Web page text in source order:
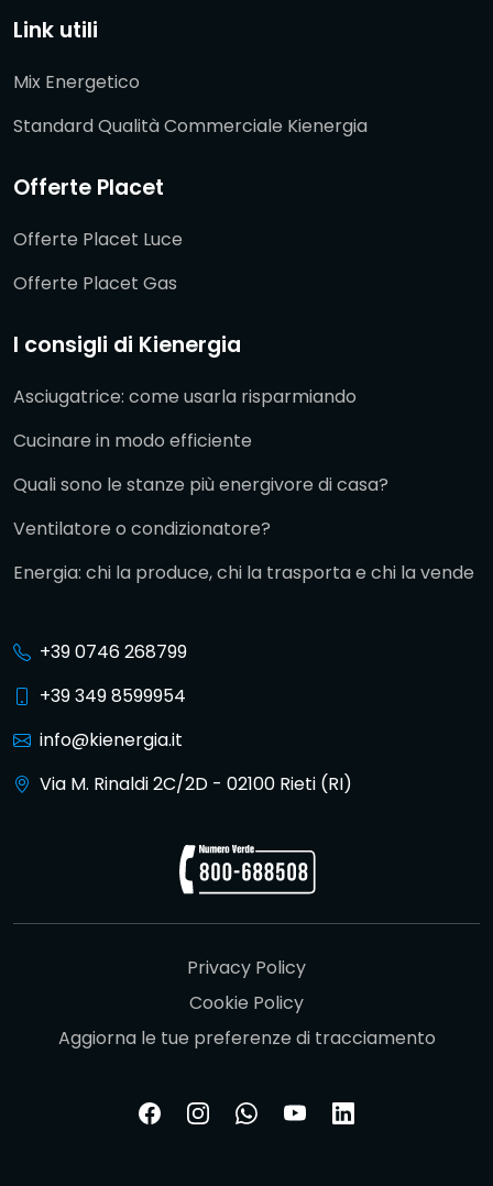
Link utili
Mix Energetico
Standard Qualità Commerciale Kienergia
Offerte Placet
Offerte Placet Luce
Offerte Placet Gas
I consigli di Kienergia
Asciugatrice: come usarla risparmiando
Cucinare in modo efficiente
Quali sono le stanze più energivore di casa?
Ventilatore o condizionatore?
Energia: chi la produce, chi la trasporta e chi la vende
+39 0746 268799
+39 349 8599954
info@kienergia.it
Via M. Rinaldi 2C/2D - 02100 Rieti (RI)
Privacy Policy
Cookie Policy
Aggiorna le tue preferenze di tracciamento